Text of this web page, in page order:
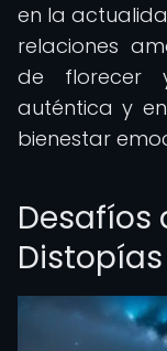
en la
relaciones
de florecer
auténtica y
bienestar
Desafíos